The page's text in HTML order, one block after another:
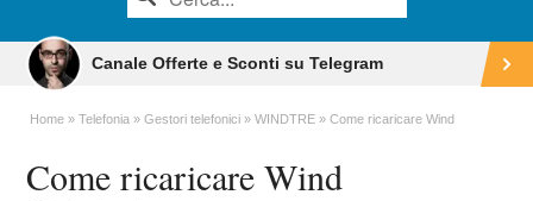
Canale Offerte e Sconti su Telegram
Home Telefonia Gestori telefonici WINDTRE Come ricaricare Wind
Come ricaricare Wind